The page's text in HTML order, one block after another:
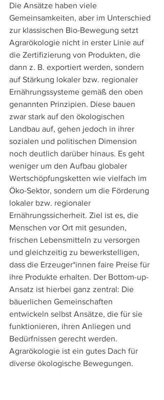
Die Ansätze haben viele
Gemeinsamkeiten, aber im Unterschied
zur klassischen Bio-Bewegung setzt
Agrarökologie nicht in erster Linie auf
die Zertifizierung von Produkten, die
dann z. B. exportiert werden, sondern
auf Stärkung lokaler bzw. regionaler
Ernährungssysteme gemäß den oben
genannten Prinzipien. Diese bauen
zwar stark auf den ökologischen
Landbau auf, gehen jedoch in ihrer
sozialen und politischen Dimension
noch deutlich darüber hinaus. Es geht
weniger um den Aufbau globaler
Wertschöpfungsketten wie vielfach im
Öko-Sektor, sondern um die Förderung
lokaler bzw. regionaler
Ernährungssicherheit. Ziel ist es, die
Menschen vor Ort mit gesunden,
frischen Lebensmitteln zu versorgen
und gleichzeitig zu bewerkstelligen,
dass die Erzeuger*innen faire Preise für
ihre Produkte erhalten. Der Bottom-up-
Ansatz ist hierbei ganz zentral: Die
bäuerlichen Gemeinschaften
entwickeln selbst Ansätze, die für sie
funktionieren, ihren Anliegen und
Bedürfnissen gerecht werden.
Agrarökologie ist ein gutes Dach für
diverse ökologische Bewegungen.